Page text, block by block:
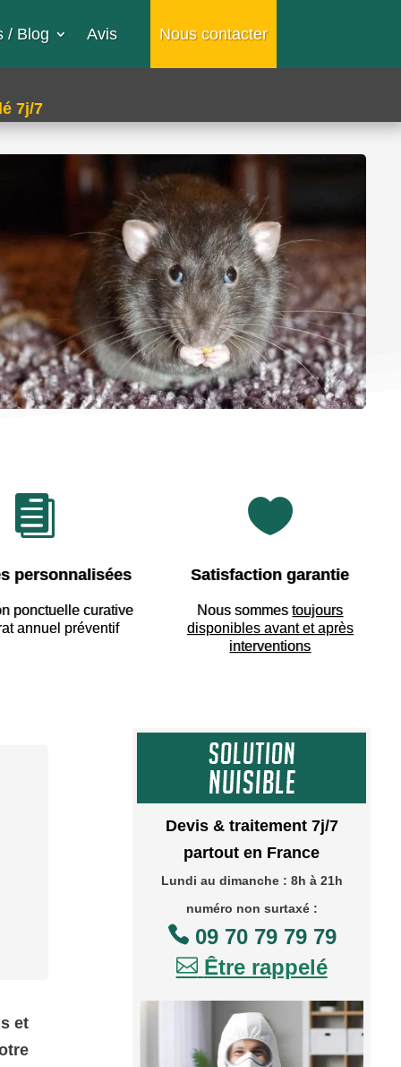
/ Blog Avis Nous contacter
7j/7

personnalisées
ponctuelle curative
annuel préventif

Satisfaction garantie
Nous sommestoujours
disponibles avant et après
interventions
et
Devis & traitement 7j/7
partout en France
Lundi au dimanche : 8h à 21h
numéro non surtaxé :
09 70 79 79 79
 Être rappelé